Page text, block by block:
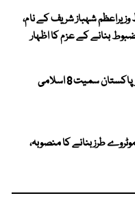
شہباز شریف کے نام،
بنانے کے عزم کا اظہار
غزہ میں اسرائیلی کارروائیوں پر پاکستان سمیت 8 اسلامی
طرز بنانے کا منصوبہ،